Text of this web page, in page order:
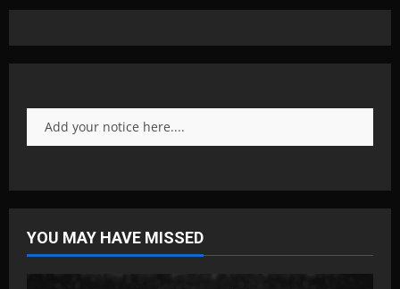
Add your notice here....
YOU MAY HAVE MISSED